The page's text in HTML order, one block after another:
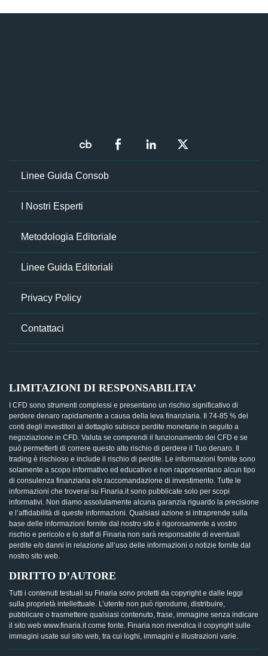
Linee Guida Consob
I Nostri Esperti
Metodologia Editoriale
Linee Guida Editoriali
Privacy Policy
Contattaci
LIMITAZIONI DI RESPONSABILITA’
I CFD sono strumenti complessi e presentano un rischio significativo di
perdere denaro rapidamente a causa della leva finanziaria. Il 74-85 % dei
conti degli investitori al dettaglio subisce perdite monetarie in seguito a
negoziazione in CFD. Valuta se comprendi il funzionamento dei CFD e se
può permetterti di correre questo alto rischio di perdere il Tuo denaro. Il
trading è rischioso e include il rischio di perdite. Le informazioni fornite sono
solamente a scopo informativo ed educativo e non rappresentano alcun tipo
di consulenza finanziaria e/o raccomandazione di investimento. Tutte le
informazioni che troverai su Finaria.it sono pubblicate solo per scopi
informativi. Non diamo assolutamente alcuna garanzia riguardo la precisione
e l’affidabilità di queste informazioni. Qualsiasi azione si intraprende sulla
base delle informazioni fornite dal nostro sito è rigorosamente a vostro
rischio e pericolo e lo staff di Finaria non sarà responsabile di eventuali
perdite e/o danni in relazione all’uso delle informazioni o notizie fornite dal
nostro sito web.
DIRITTO D’AUTORE
Tutti i contenuti testuali su Finaria sono protetti da copyright e dalle leggi
sulla proprietà intellettuale. L’utente non può riprodurre, distribuire,
pubblicare o trasmettere qualsiasi contenuto, frase, immagine senza indicare
il sito web www.finaria.it come fonte. Finaria non rivendica il copyright sulle
immagini usate sul sito web, tra cui loghi, immagini e illustrazioni varie.